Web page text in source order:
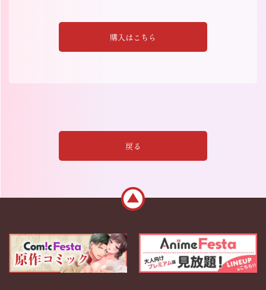
購入はこちら
戻る